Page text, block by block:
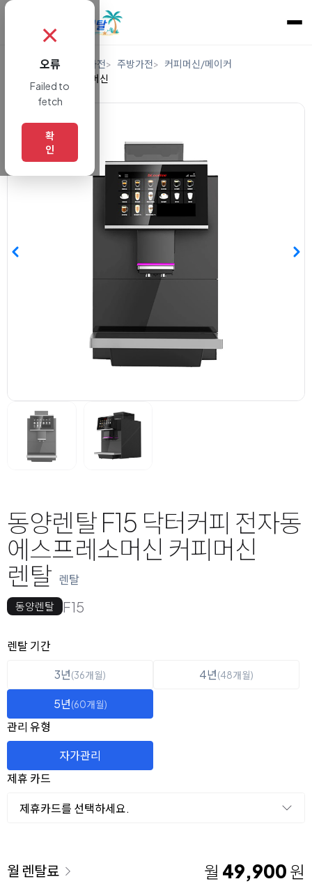
렌탈 디지털/가전 주방가전
커피머신/메이커
업소용에스프레소머신
동양렌탈 F15 닥터커피 전자동
에스프레소머신 커피머신
렌탈 렌탈
동양렌탈 F15
옵션 선택
렌탈 선택
렌탈 기간
3년(36개월) 4년(48개월)
5년(60개월)
관리 유형
자가관리
제휴 카드
제휴카드를 선택하세요.
이용 요금
월 렌탈료 월 49,900 원
✗
오류
Failed to
fetch
확
인